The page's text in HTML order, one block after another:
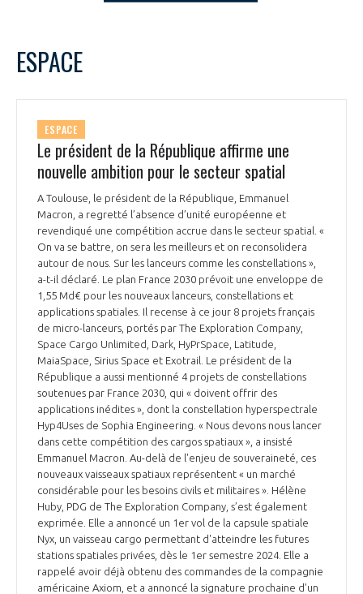
LE GIFAS
NOTRE VISION
NOS MISSIONS
NOTRE HISTOIRE
ORGANISATION
LE CONSEIL DU GIFAS
L’ÉQUIPE DU GIFAS
NOS RÉSEAUX À L'INTERNATIONAL
FONCTIONNEMENT
GEADS
COMITÉ AERO PME
STARTAIR
COMMISSIONS ET COMITÉS
ACCOMPAGNEMENT DE NOS ADHÉRENTS
LES PROGRAMMES DU GIFAS
UN ÉCOSYSTÈME INTÉGRÉ ET COHÉRENT
POURQUOI DEVENIR MEMBRE ?
LA MÉDIATION
LA MÉDIATION DANS LA FILIÈRE AÉRONAUTIQUE ET SPATIALE
LE MÉDIATEUR DE LA FILIÈRE AÉRONAUTIQUE ET SPATIALE
MÉDIATION ET CHARTE D’ENGAGEMENT SUR LES RELATIONS ENTRE
CLIENTS ET FOURNISSEURS
LA MÉDIATION AU-DELÀ DE LA FILIÈRE AÉRONAUTIQUE ET SPATIALE
PRENDRE CONTACT AVEC LE MÉDIATEUR DE LA FILIÈRE
LE SALON DU BOURGET
L'OBSERVATOIRE
CHIFFRES CLÉS
LES ENJEUX
COMPÉTITIVITÉ
LES PUBLICATIONS
1 2
3
12 13
18
20 23
29
ESPACE
ESPACE
Le président de la République affirme une
nouvelle ambition pour le secteur spatial
A Toulouse, le président de la République, Emmanuel
Macron, a regretté l’absence d’unité européenne et
revendiqué une compétition accrue dans le secteur spatial. «
On va se battre, on sera les meilleurs et on reconsolidera
autour de nous. Sur les lanceurs comme les constellations »,
a-t-il déclaré. Le plan France 2030 prévoit une enveloppe de
1,55 Md€ pour les nouveaux lanceurs, constellations et
applications spatiales. Il recense à ce jour 8 projets français
de micro-lanceurs, portés par The Exploration Company,
Space Cargo Unlimited, Dark, HyPrSpace, Latitude,
MaiaSpace, Sirius Space et Exotrail. Le président de la
République a aussi mentionné 4 projets de constellations
soutenues par France 2030, qui « doivent offrir des
applications inédites », dont la constellation hyperspectrale
Hyp4Uses de Sophia Engineering. « Nous devons nous lancer
dans cette compétition des cargos spatiaux », a insisté
Emmanuel Macron. Au-delà de l'enjeu de souveraineté, ces
nouveaux vaisseaux spatiaux représentent « un marché
considérable pour les besoins civils et militaires ». Hélène
Huby, PDG de The Exploration Company, s’est également
exprimée. Elle a annoncé un 1er vol de la capsule spatiale
Nyx, un vaisseau cargo permettant d'atteindre les futures
stations spatiales privées, dès le 1er semestre 2024. Elle a
rappelé avoir déjà obtenu des commandes de la compagnie
américaine Axiom, et a annoncé la signature prochaine d'un
votre réseau au sein d’un écosystème intégré et
Découvrez les avantages d'adhérer au GIFAS.
Rencontres, salons, données sectorielles,
programmes ...
DEMANDE D’ADHÉSION
OUI NON